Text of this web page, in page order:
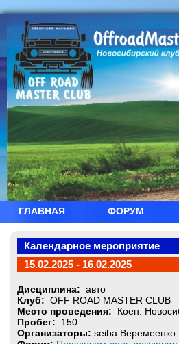
ГЛАВНАЯ ФОРУМ
Календарное мероприятие
15.02.2025 - 16.02.2025
Дисциплина: авто
Клуб: OFF ROAD MASTER CLUB
Место проведения:
Коен.
Пробег:
150
Организаторы:seiba